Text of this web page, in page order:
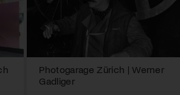
Photogarage Zürich | Werner
Gadliger